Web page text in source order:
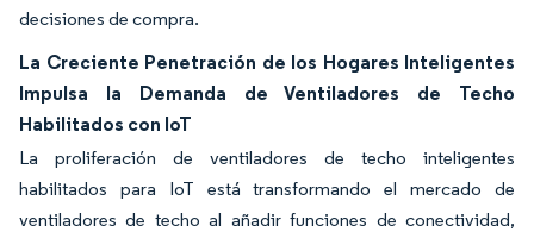
decisiones de compra.
La Creciente Penetración de los Hogares Inteligentes
Impulsa la Demanda de Ventiladores de Techo
Habilitados con IoT
La proliferación de ventiladores de techo inteligentes
habilitados para IoT está transformando el mercado de
ventiladores de techo al añadir funciones de conectividad,